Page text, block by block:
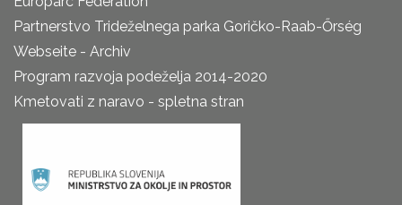
Partnerstvo Trideželnega parka Goričko-Raab-Őrség
Webseite - Archiv
Program razvoja podeželja 2014-2020
Kmetovati z naravo - spletna stran